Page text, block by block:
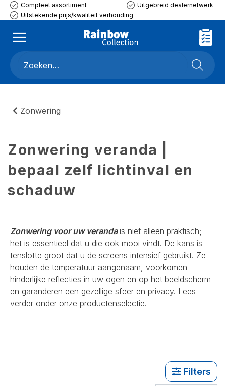
Compleet assortiment
Uitgebreid dealernetwerk
Uitstekende prijs/kwaliteit verhouding
Zonwering
Zonwering veranda |
bepaal zelf lichtinval en
schaduw
Zonwering voor uw verandais niet alleen praktisch;
het is essentieel dat u die ook mooi vindt. De kans is
tenslotte groot dat u de screens intensief gebruikt. Ze
houden de temperatuur aangenaam, voorkomen
hinderlijke reflecties in uw ogen en op het beeldscherm
en garanderen een gezellige sfeer en privacy. Lees
verder onder onze productenselectie.
Filters